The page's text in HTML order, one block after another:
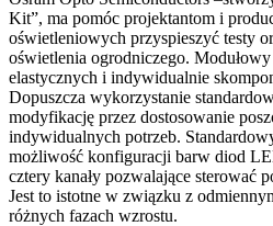
Kit”, ma pomóc projektantom i
oświetleniowych przyspieszyć testy
oświetlenia ogrodniczego.
elastycznych i indywidualnie
Dopuszcza wykorzystanie
modyfikację przez dostosowanie
indywidualnych potrzeb.
możliwość konfiguracji barw diod
cztery kanały pozwalające sterować
Jest to istotne w związku z
różnych fazach wzrostu.